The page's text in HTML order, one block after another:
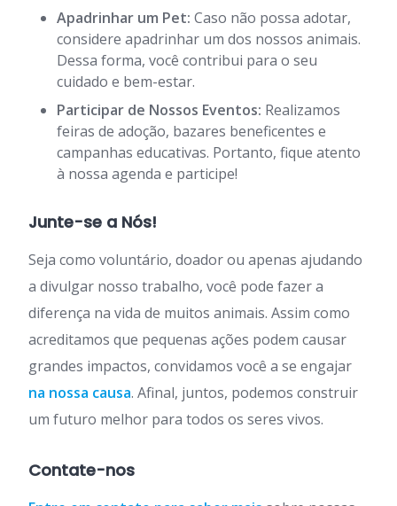
Apadrinhar um Pet: Caso não possa adotar,
considere apadrinhar um dos nossos animais.
Dessa forma, você contribui para o seu
cuidado e bem-estar.
Participar de Nossos Eventos: Realizamos
feiras de adoção, bazares beneficentes e
campanhas educativas. Portanto, fique atento
à nossa agenda e participe!
Junte-se a Nós!
Seja como voluntário, doador ou apenas ajudando
a divulgar nosso trabalho, você pode fazer a
diferença na vida de muitos animais. Assim como
acreditamos que pequenas ações podem causar
grandes impactos, convidamos você a se engajar
na nossa causa. Afinal, juntos, podemos construir
um futuro melhor para todos os seres vivos.
Contate-nos